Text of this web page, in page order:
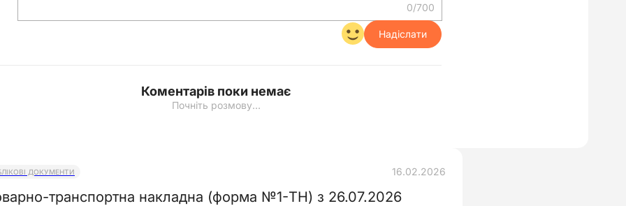
0/700
Надіслати
Коментарів поки немає
Почніть розмову…
ДОКУМЕНТИ 16.02.2026
транспортна накладна (форма №1-ТН) з 26.07.2026